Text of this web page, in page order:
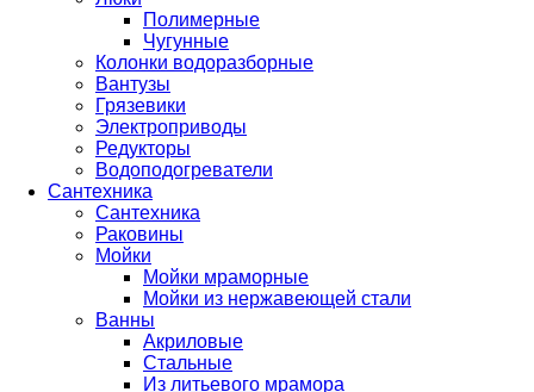
Полимерные
Чугунные
Колонки водоразборные
Вантузы
Грязевики
Электроприводы
Редукторы
Водоподогреватели
Сантехника
Сантехника
Раковины
Мойки
Мойки мраморные
Мойки из нержавеющей стали
Ванны
Акриловые
Стальные
Из литьевого мрамора